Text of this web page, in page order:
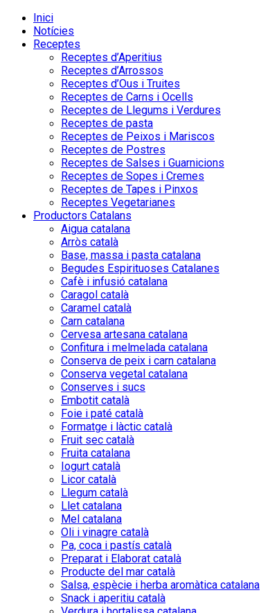
Inici
Notícies
Receptes
Receptes d’Aperitius
Receptes d’Arrossos
Receptes d’Ous i Truites
Receptes de Carns i Ocells
Receptes de Llegums i Verdures
Receptes de pasta
Receptes de Peixos i Mariscos
Receptes de Postres
Receptes de Salses i Guarnicions
Receptes de Sopes i Cremes
Receptes de Tapes i Pinxos
Receptes Vegetarianes
Productors Catalans
Aigua catalana
Arròs català
Base, massa i pasta catalana
Begudes Espirituoses Catalanes
Cafè i infusió catalana
Caragol català
Caramel català
Carn catalana
Cervesa artesana catalana
Confitura i melmelada catalana
Conserva de peix i carn catalana
Conserva vegetal catalana
Conserves i sucs
Embotit català
Foie i paté català
Formatge i làctic català
Fruit sec català
Fruita catalana
Iogurt català
Licor català
Llegum català
Llet catalana
Mel catalana
Oli i vinagre català
Pa, coca i pastís català
Preparat i Elaborat català
Producte del mar català
Salsa, espècie i herba aromàtica catalana
Snack i aperitiu català